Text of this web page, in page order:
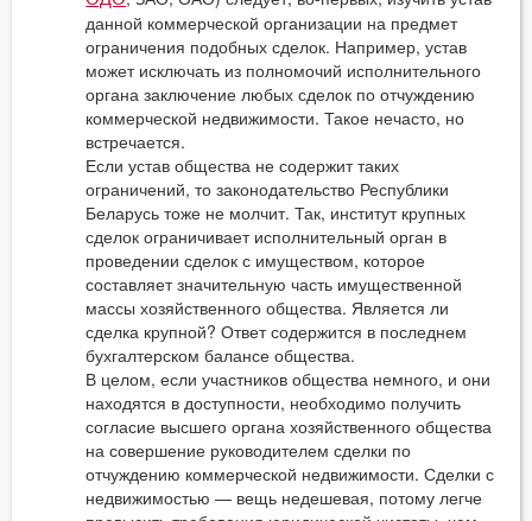
данной коммерческой организации на предмет
ограничения подобных сделок. Например, устав
может исключать из полномочий исполнительного
органа заключение любых сделок по отчуждению
коммерческой недвижимости. Такое нечасто, но
встречается.
Если устав общества не содержит таких
ограничений, то законодательство Республики
Беларусь тоже не молчит. Так, институт крупных
сделок ограничивает исполнительный орган в
проведении сделок с имуществом, которое
составляет значительную часть имущественной
массы хозяйственного общества. Является ли
сделка крупной? Ответ содержится в последнем
бухгалтерском балансе общества.
В целом, если участников общества немного, и они
находятся в доступности, необходимо получить
согласие высшего органа хозяйственного общества
на совершение руководителем сделки по
отчуждению коммерческой недвижимости. Сделки с
недвижимостью — вещь недешевая, потому легче